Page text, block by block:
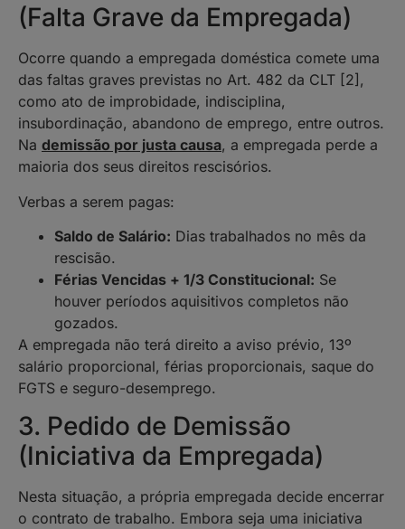
(Falta Grave da Empregada)
Ocorre quando a empregada doméstica comete uma
das faltas graves previstas no Art. 482 da CLT [2],
como ato de improbidade, indisciplina,
insubordinação, abandono de emprego, entre outros.
Na demissão por justa causa, a empregada perde a
maioria dos seus direitos rescisórios.
Verbas a serem pagas:
Saldo de Salário: Dias trabalhados no mês da
rescisão.
Férias Vencidas + 1/3 Constitucional: Se
houver períodos aquisitivos completos não
gozados.
A empregada não terá direito a aviso prévio, 13º
salário proporcional, férias proporcionais, saque do
FGTS e seguro-desemprego.
3. Pedido de Demissão
(Iniciativa da Empregada)
Nesta situação, a própria empregada decide encerrar
o contrato de trabalho. Embora seja uma iniciativa